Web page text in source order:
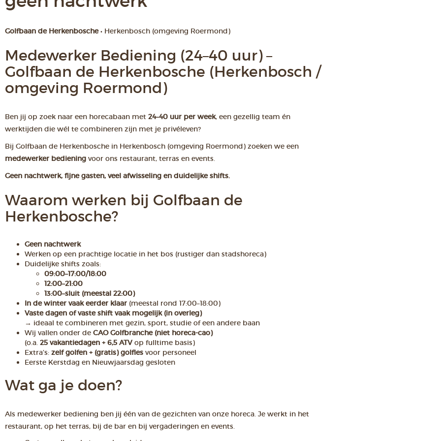
Golfbaan de Herkenbosche• Herkenbosch (omgeving Roermond)
Medewerker Bediening (24–40 uur) –
Golfbaan de Herkenbosche (Herkenbosch /
omgeving Roermond)
Ben jij op zoek naar een horecabaan met 24–40 uur per week, een gezellig team én
werktijden die wél te combineren zijn met je privéleven?
Bij Golfbaan de Herkenbosche in Herkenbosch (omgeving Roermond) zoeken we een
medewerker bediening voor ons restaurant, terras en events.
Geen nachtwerk, fijne gasten, veel afwisseling en duidelijke shifts.
Waarom werken bij Golfbaan de
Herkenbosche?
Geen nachtwerk
Werken op een prachtige locatie in het bos (rustiger dan stadshoreca)
Duidelijke shifts zoals:
09:00–17:00/18:00
12:00–21:00
13:00–sluit (meestal 22:00)
In de winter vaak eerder klaar (meestal rond 17:00–18:00)
Vaste dagen of vaste shift vaak mogelijk (in overleg)
→ ideaal te combineren met gezin, sport, studie of een andere baan
Wij vallen onder de CAO Golfbranche (niet horeca-cao)
(o.a. 25 vakantiedagen + 6,5 ATVop fulltime basis)
Extra’s: zelf golfen + (gratis) golfles voor personeel
Eerste Kerstdag en Nieuwjaarsdag gesloten
Wat ga je doen?
Als medewerker bediening ben jij één van de gezichten van onze horeca. Je werkt in het
restaurant, op het terras, bij de bar en bij vergaderingen en events.